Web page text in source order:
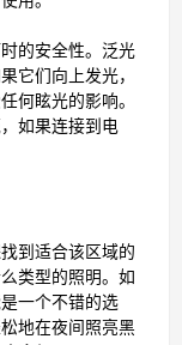
的安全性。泛光
它们向上发光，
何眩光的影响。
如果连接到电
到适合该区域的
类型的照明。如
一个不错的选
地在夜间照亮黑